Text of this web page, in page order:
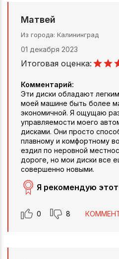
Матвей
Из города Калининград
01 декабря 2023
Итоговая оценка:
Комментарий:
Эти диски обладают
моей машине быть более
экономичной. Я ощущаю
управляемости моего
дисками. Они просто
плавному и комфортному
ездил по неровной
дороге, но мои диски все
совершенно новыми.
Я рекомендую
0 8